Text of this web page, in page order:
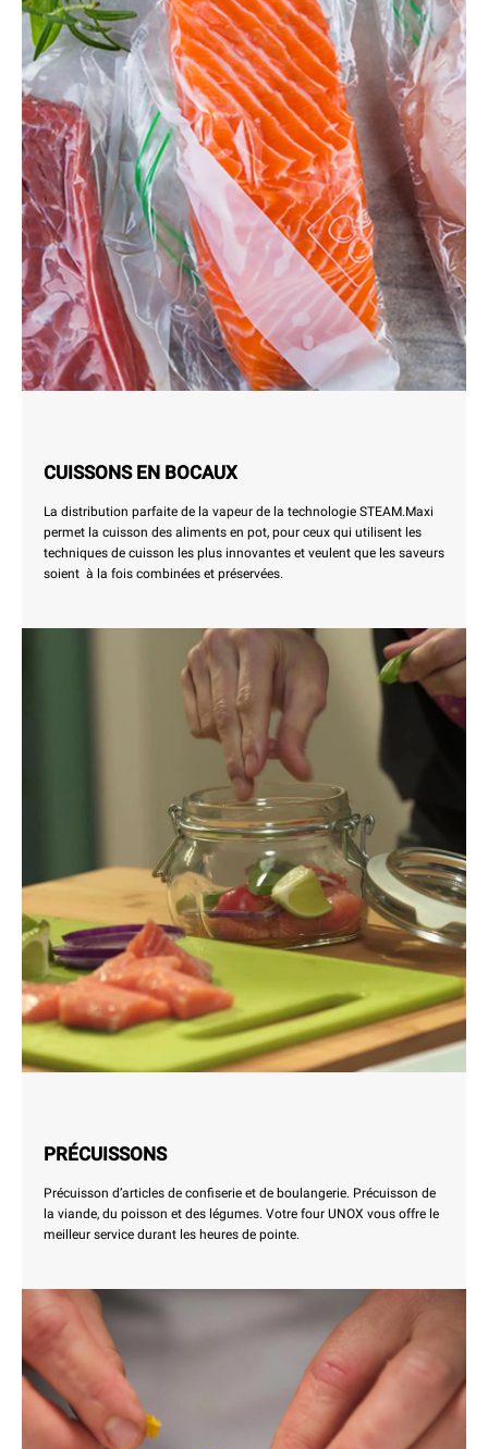
CUISSONS EN BOCAUX
La distribution parfaite de la vapeur de la technologie STEAM.Maxi
permet la cuisson des aliments en pot, pour ceux qui utilisent les
techniques de cuisson les plus innovantes et veulent que les saveurs
soient à la fois combinées et préservées.
PRÉCUISSONS
Précuisson d’articles de confiserie et de boulangerie. Précuisson de
la viande, du poisson et des légumes. Votre four UNOX vous offre le
meilleur service durant les heures de pointe.